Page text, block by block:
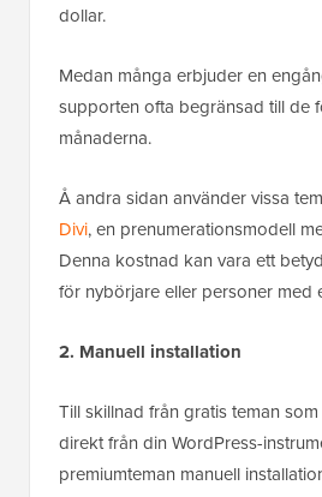
dollar.
Medan många erbjuder en
supporten ofta begränsad till de
månaderna.
Å andra sidan använder vissa
Divi, en prenumerationsmodell
Denna kostnad kan vara ett
för nybörjare eller personer med
2. Manuell installation
Till skillnad från gratis teman
direkt från din WordPress-
premiumteman manuell